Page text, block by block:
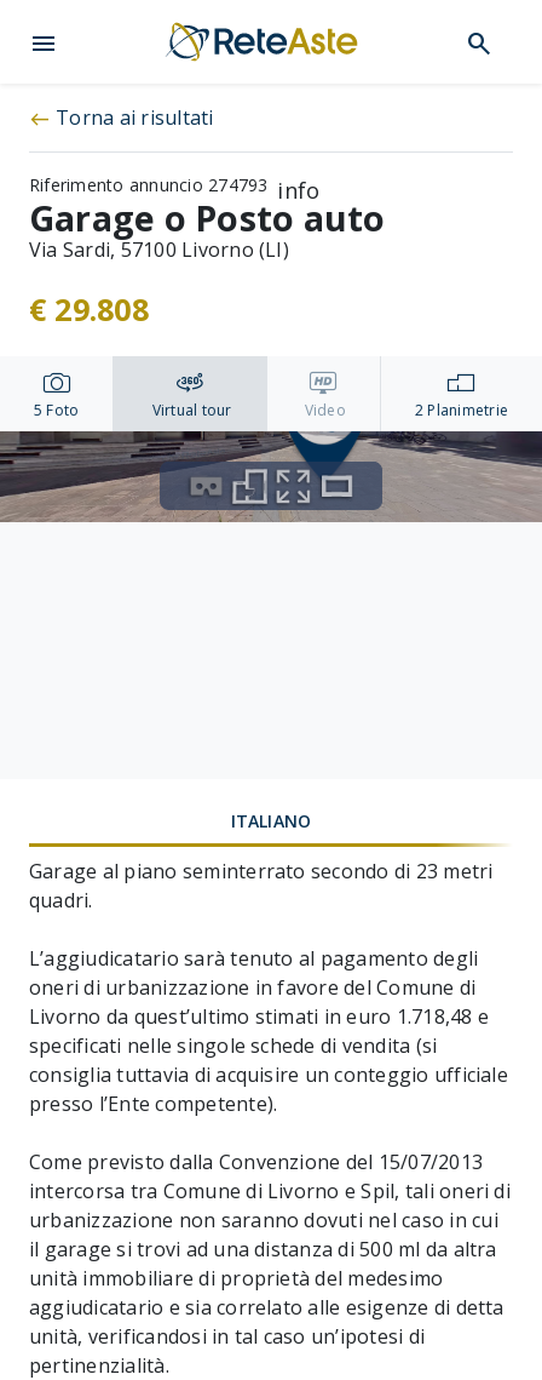
menu search
west Torna ai risultati
Riferimento annuncio 274793 info
Garage o Posto auto
Via Sardi, 57100 Livorno (LI)
€ 29.808
5 Foto Virtual tour Video 2Planimetrie
ITALIANO
Garage al piano seminterrato secondo di 23 metri
quadri.
L’aggiudicatario sarà tenuto al pagamento degli
oneri di urbanizzazione in favore del Comune di
Livorno da quest’ultimo stimati in euro 1.718,48 e
specificati nelle singole schede di vendita (si
consiglia tuttavia di acquisire un conteggio ufficiale
presso l’Ente competente).
Come previsto dalla Convenzione del 15/07/2013
intercorsa tra Comune di Livorno e Spil, tali oneri di
urbanizzazione non saranno dovuti nel caso in cui
il garage si trovi ad una distanza di 500 ml da altra
unità immobiliare di proprietà del medesimo
aggiudicatario e sia correlato alle esigenze di detta
unità, verificandosi in tal caso un’ipotesi di
pertinenzialità.